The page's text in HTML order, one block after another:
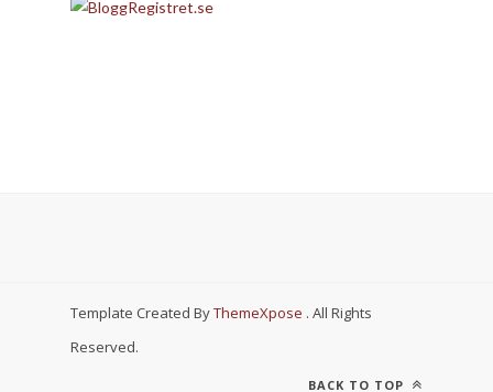
Template Created ByThemeXpose . All Rights
Reserved.
BACK TO TOP